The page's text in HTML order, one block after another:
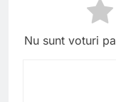
Nu sunt voturi